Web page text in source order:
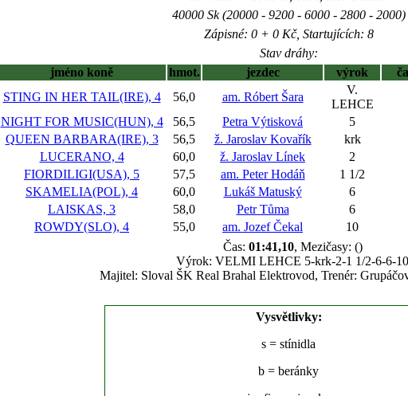
40000 Sk (20000 - 9200 - 6000 - 2800 - 2000)
Zápisné: 0 + 0 Kč, Startujících: 8
Stav dráhy:
jméno koně hmot. jezdec výrok
STING IN HER TAIL(IRE), 4 56,0 am. Róbert Šara
V.
LEHCE
NIGHT FOR MUSIC(HUN), 4 56,5 Petra Výtisková 5
QUEEN BARBARA(IRE), 3 56,5 ž. Jaroslav Kovařík krk
LUCERANO, 4 60,0 ž. Jaroslav Línek 2
FIORDILIGI(USA), 5 57,5 am. Peter Hodáň 1 1/2
SKAMELIA(POL), 4 60,0 Lukáš Matuský 6
LAISKAS, 3 58,0 Petr Tůma 6
ROWDY(SLO), 4 55,0 am. Jozef Čekal 10
Čas: 01:41,10, Mezičasy: ()
Výrok: VELMI LEHCE 5-krk-2-1 1/2-6-6-10
Majitel: Sloval ŠK Real Brahal Elektrovod, Trenér:
Vysvětlivky:
s = stínidla
b = beránky